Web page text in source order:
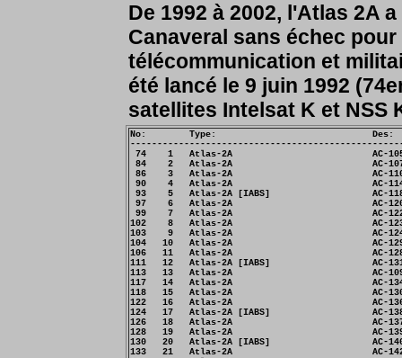
De 1992 à 2002, l'Atlas 2A
Canaveral sans échec
télécommunication et
été lancé le 9 juin 1992
satellites Intelsat K et NSS
No:        Type:                             Des:
74    1   Atlas-2A                          AC-105
84    2   Atlas-2A                          AC-107
86    3   Atlas-2A                          AC-110
90    4   Atlas-2A                          AC-114
93    5   Atlas-2A [IABS]                   AC-118
97    6   Atlas-2A                          AC-120
99    7   Atlas-2A                          AC-122
102    8   Atlas-2A                          AC-123
103    9   Atlas-2A                          AC-124
104   10   Atlas-2A                          AC-129
106   11   Atlas-2A                          AC-128
111   12   Atlas-2A [IABS]                   AC-131
113   13   Atlas-2A                          AC-109
117   14   Atlas-2A                          AC-134
118   15   Atlas-2A                          AC-130
122   16   Atlas-2A                          AC-136
124   17   Atlas-2A [IABS]                   AC-138
126   18   Atlas-2A                          AC-137
128   19   Atlas-2A                          AC-139
130   20   Atlas-2A [IABS]                   AC-140
133   21   Atlas-2A                          AC-142